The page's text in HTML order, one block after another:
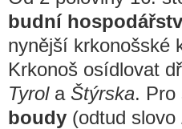
budní
nynější krkonošské
Krkonoš osídlovat
Tyrola Štýrska. Pro
boudy (odtud slovo